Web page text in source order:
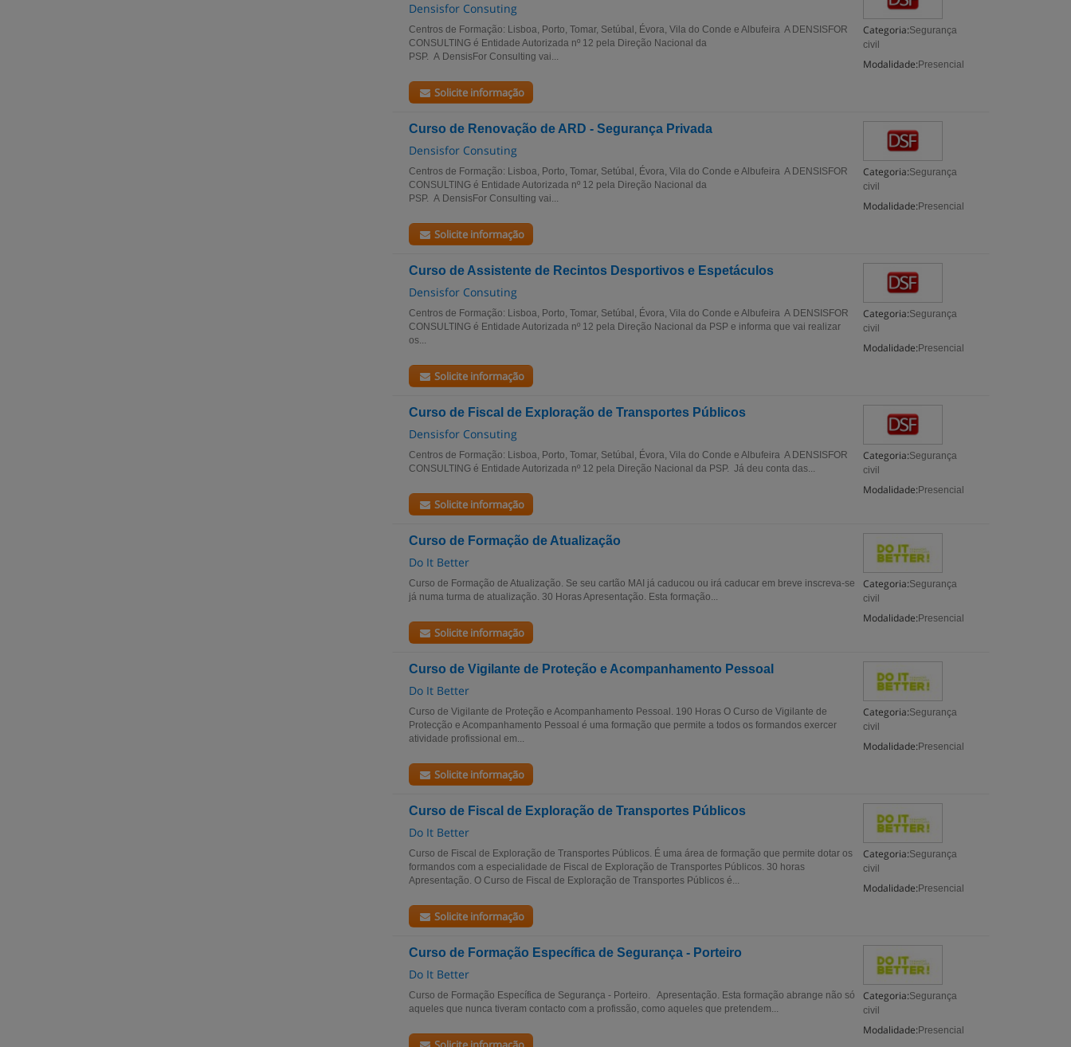
Densisfor Consuting
Categoria:Segurança
civil
Modalidade: Presencial
Centros de Formação: Lisboa, Porto, Tomar, Setúbal, Évora, Vila do Conde e Albufeira A DENSISFOR
CONSULTING é Entidade Autorizada nº 12 pela Direção Nacional da
PSP. A DensisFor Consulting vai...
Solicite informação
Curso de Renovação de ARD - Segurança Privada
Densisfor Consuting
Categoria:Segurança
civil
Modalidade: Presencial
Centros de Formação: Lisboa, Porto, Tomar, Setúbal, Évora, Vila do Conde e Albufeira A DENSISFOR
CONSULTING é Entidade Autorizada nº 12 pela Direção Nacional da
PSP. A DensisFor Consulting vai...
Solicite informação
Curso de Assistente de Recintos Desportivos e Espetáculos
Densisfor Consuting
Categoria:Segurança
civil
Modalidade: Presencial
Centros de Formação: Lisboa, Porto, Tomar, Setúbal, Évora, Vila do Conde e Albufeira A DENSISFOR
CONSULTING é Entidade Autorizada nº 12 pela Direção Nacional da PSP e informa que vai realizar
os...
Solicite informação
Curso de Fiscal de Exploração de Transportes Públicos
Densisfor Consuting
Categoria:Segurança
civil
Modalidade: Presencial
Centros de Formação: Lisboa, Porto, Tomar, Setúbal, Évora, Vila do Conde e Albufeira A DENSISFOR
CONSULTING é Entidade Autorizada nº 12 pela Direção Nacional da PSP. Já deu conta das...
Solicite informação
Curso de Formação de Atualização
Do It Better
Categoria:Segurança
civil
Modalidade: Presencial
Curso de Formação de Atualização. Se seu cartão MAI já caducou ou irá caducar em breve inscreva-se
já numa turma de atualização. 30 Horas Apresentação. Esta formação...
Solicite informação
Curso de Vigilante de Proteção e Acompanhamento Pessoal
Do It Better
Categoria:Segurança
civil
Modalidade: Presencial
Curso de Vigilante de Proteção e Acompanhamento Pessoal. 190 Horas O Curso de Vigilante de
Protecção e Acompanhamento Pessoal é uma formação que permite a todos os formandos exercer
atividade profissional em...
Solicite informação
Curso de Fiscal de Exploração de Transportes Públicos
Do It Better
Categoria:Segurança
civil
Modalidade: Presencial
Curso de Fiscal de Exploração de Transportes Públicos. É uma área de formação que permite dotar os
formandos com a especialidade de Fiscal de Exploração de Transportes Públicos. 30 horas
Apresentação. O Curso de Fiscal de Exploração de Transportes Públicos é...
Solicite informação
Curso de Formação Específica de Segurança - Porteiro
Do It Better
Categoria:Segurança
civil
Modalidade: Presencial
Curso de Formação Específica de Segurança - Porteiro. Apresentação. Esta formação abrange não só
aqueles que nunca tiveram contacto com a profissão, como aqueles que pretendem...